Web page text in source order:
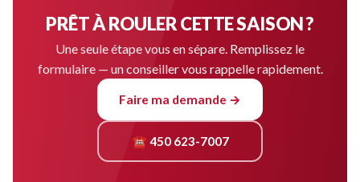
PRÊT À ROULER CETTE SAISON ?
Une seule étape vous en sépare. Remplissez le
formulaire — un conseiller vous rappelle rapidement.
Faire ma demande →
☎ 450 623-7007